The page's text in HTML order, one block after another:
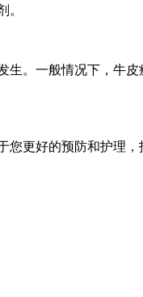
。
。一般情况下，牛
更好的预防和护理